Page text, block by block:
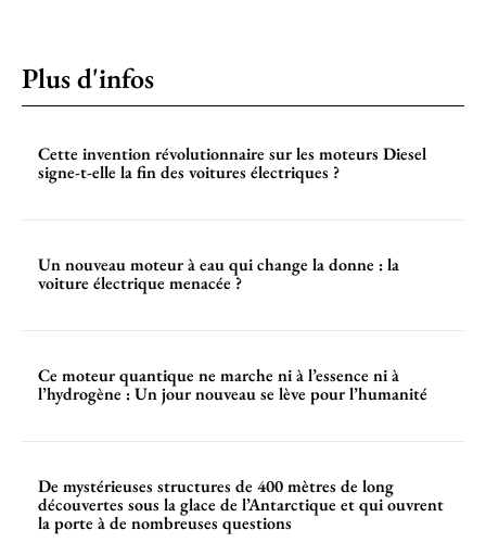
Plus d'infos
Cette invention révolutionnaire sur les moteurs Diesel
signe-t-elle la fin des voitures électriques ?
Un nouveau moteur à eau qui change la donne : la
voiture électrique menacée ?
Ce moteur quantique ne marche ni à l’essence ni à
l’hydrogène : Un jour nouveau se lève pour l’humanité
De mystérieuses structures de 400 mètres de long
découvertes sous la glace de l’Antarctique et qui ouvrent
la porte à de nombreuses questions